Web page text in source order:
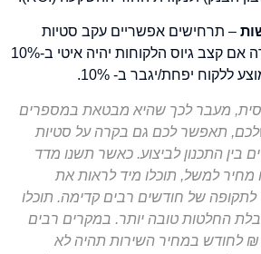
– תרחישים אפשריים עקב סטיות
בתכנון. מה יקרה אם קצב גיוס הלקוחות יהיה איטי ב-10%
ללקוח יפחת/יגבר ב- 10%.
מעבר לכך שהיא מבטאת במספרים
תאפשר לכם גם בקרה על סטיות
בין התכנון לביצוע. כאשר תשנו מדד
למשל, תוכלו מיד לראות את
לתקופה של חודשים רבים קדימה. תוכלו
החלטות טובה יותר. במקרים רבים
תוספת של 15 ₪ לחודש במחיר השירות תהיה לא